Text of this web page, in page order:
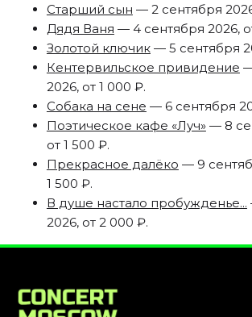
Старший сын — 2 сентября
Дядя Ваня — 4 сентября 2026,
Золотой ключик— 5 сентября
Кентервильское привидение
2026, от 1 000 ₽.
Собака на сене — 6 сентября
Поэтическое кафе «Луч»— 8
от 1 500 ₽.
Прекрасное далёко — 9
1 500 ₽.
В душе настало пробужденье...
2026, от 2 000 ₽.